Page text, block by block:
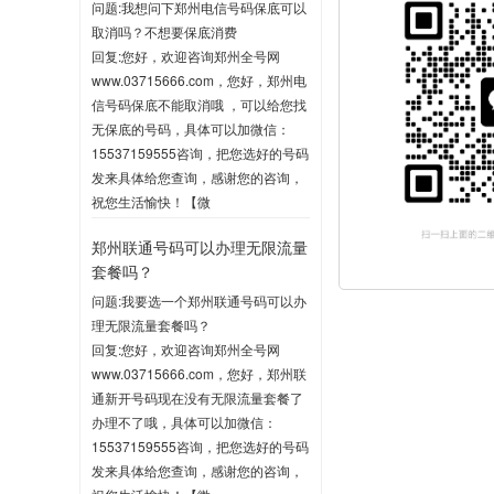
问题:我想问下郑州电信号码保底可以
取消吗？不想要保底消费
回复:您好，欢迎咨询郑州全号网
www.03715666.com，您好，郑州电
信号码保底不能取消哦 ，可以给您找
无保底的号码，具体可以加微信：
15537159555咨询，把您选好的号码
发来具体给您查询，感谢您的咨询，
祝您生活愉快！【微
2020-06-03 10:04
郑州联通号码可以办理无限流量
套餐吗？
问题:我要选一个郑州联通号码可以办
理无限流量套餐吗？
回复:您好，欢迎咨询郑州全号网
www.03715666.com，您好，郑州联
通新开号码现在没有无限流量套餐了
办理不了哦，具体可以加微信：
15537159555咨询，把您选好的号码
发来具体给您查询，感谢您的咨询，